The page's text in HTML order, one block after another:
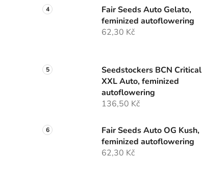
Fair Seeds Auto Gelato,
feminized autoflowering
62,30 Kč
Seedstockers BCN Critical
XXL Auto, feminized
autoflowering
136,50 Kč
Fair Seeds Auto OG Kush,
feminized autoflowering
62,30 Kč